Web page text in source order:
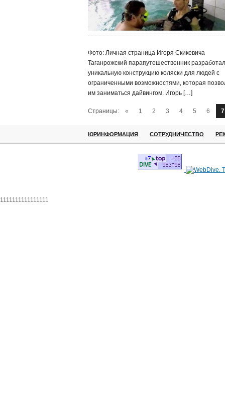
Фото: Личная страница Игоря Скикевича
Таганрожский парапутешественник разработал
уникальную конструкцию коляски для людей с
ограниченными возможностями, которая
им заниматься дайвингом. Игорь […]
Страницы: « 1 2 3 4 5 6 7
ЮРИНФОРМАЦИЯ СОТРУДНИЧЕСТВО
1111111111111111